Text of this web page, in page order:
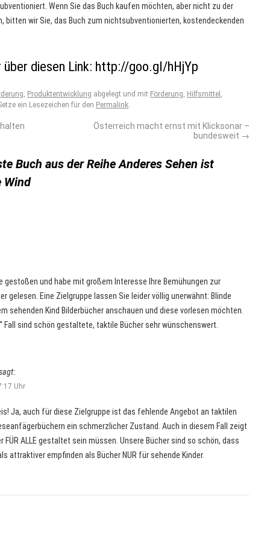
Wenn Sie das Buch kaufen möchten, aber nicht zu der
bitten wir Sie, das Buch zum nichtsubventionierten, kostendeckenden
diesen Link: http://goo.gl/hHjYp
, Produktentwicklung abgelegt und mit Förderung, Hilfsmittel ,
ein Lesezeichen für den Permalink.
Österreich macht ernst mit Klicksonar –
bundesweit →
Buch aus der Reihe Anderes Sehen ist
Wind
gestoßen und habe mit großem Interesse Ihre Bemühungen zur
gelesen. Eine Zielgruppe lassen Sie leider völlig unerwähnt: Blinde
sehenden Kind Bilderbücher anschauen und diese vorlesen möchten.
Fall sind schön gestaltete, taktile Bücher sehr wünschenswert.
Uhr
Ja, auch für diese Zielgruppe ist das fehlende Angebot an taktilen
ein schmerzlicher Zustand. Auch in diesem Fall zeigt
FÜR ALLE gestaltet sein müssen. Unsere Bücher sind so schön, dass
attraktiver empfinden als Bücher NUR für sehende Kinder.